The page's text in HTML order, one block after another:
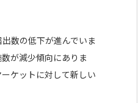
数の低下が進んでいま
が減少傾向にありま
ケットに対して新しい